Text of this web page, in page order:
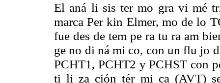
El aná li sis ter mo gra vi mé
marca Per kin Elmer, mo de lo
fue des de tem pe ra tu ra am
ge no di ná mi co, con un flu jo
PCHT1, PCHT2 y PCHST con
ti li za ción tér mi ca (AVT)